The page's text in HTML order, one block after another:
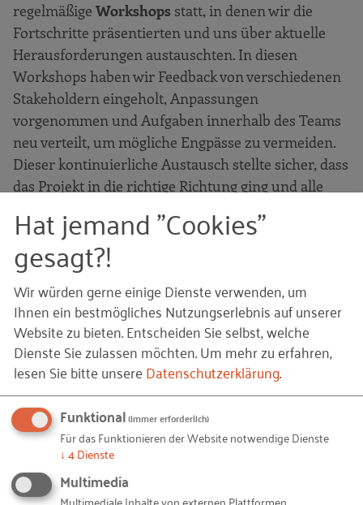
regelmäßige Workshops statt, in denen wir die
Fortschritte präsentierten und uns über aktuelle
Herausforderungen austauschten. In diesen
Workshops haben wir Feedback von verschiedenen
Stakeholdern eingeholt, Anpassungen
vorgenommen und Aufgaben innerhalb des Teams
neu verteilt, um mögliche Engpässe zu vermeiden.
Dieser kontinuierliche Austausch stellte sicher, dass
das Projekt in die richtige Richtung ging und alle
Phase 5: Präsentation und
Vorstellung bei der Geschäftsleitung
Nach der intensiven Planungsphase war es
schließlich an der Zeit, das Projekt derehemaligen
Geschäftsleitungvorzustellen. In einem finalen
Bewertungsbogens detailliert erklärt, die Vorteile
aufgezeigt und die nächsten Schritte für die
Umsetzung besprochen. Diese Präsentation war ein
wichtiger Schritt, um die Zustimmung der
Geschäftsführung zu erhalten und das Projekt
Hat jemand "Cookies"
gesagt?!
Wir würden gerne einige Dienste verwenden, um
Ihnen ein bestmögliches Nutzungserlebnis auf unserer
Website zu bieten. Entscheiden Sie selbst, welche
Dienste Sie zulassen möchten.Um mehr zu erfahren,
lesen Sie bitte unsereDatenschutzerklärung.
Funktional(immer erforderlich)
Für das Funktionieren der Website notwendige Dienste
↓ 4Dienste
Multimedia